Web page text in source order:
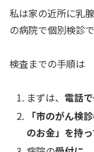
私は家の近所に乳
の病院で個別検診
検査までの手順は
まずは、 電話
「市のがん検
のお金」を持